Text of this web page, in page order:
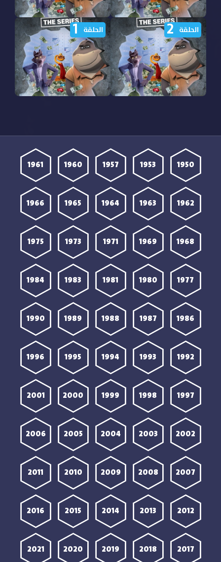
مشاهدة مسلسل The Bad
Guys الموسم الثاني الحلقة
4 مترجمة
مشاهدة مسلسل The Bad
Guys الموسم الثاني الحلقة
3 مترجمة
الحلقة 2 الحلقة 1
1950
1953
1957
1960
1961
1962
1963
1964
1965
1966
1968
1969
1971
1973
1975
1977
1980
1981
1983
1984
1986
1987
1988
1989
1990
1992
1993
1994
1995
1996
1997
1998
1999
2000
2001
2002
2003
2004
2005
2006
2007
2008
2009
2010
2011
2012
2013
2014
2015
2016
2017
2018
2019
2020
2021